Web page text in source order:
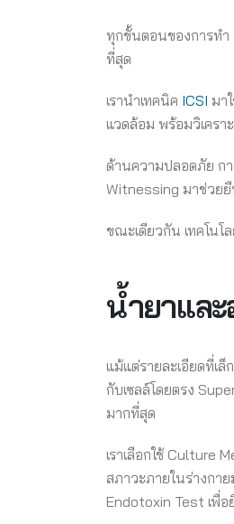
ทุกขั้นตอนของการทำ
ที่สุด
เรานำเทคนิค ICSI มา
แวดล้อม พร้อมวิเคร
ด้านความปลอดภัย ก
Witnessing มาช่วย
ขณะเดียวกัน เทคโนโ
น้ำยาแล
แม้แต่รายละเอียดที่เ
กับเซลล์โดยตรง
มากที่สุด
เราเลือกใช้ Culture
สภาวะภายในร่างกา
Endotoxin Test เพื่อ